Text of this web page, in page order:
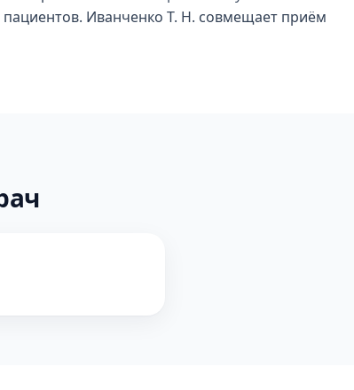
Иванченко Т. Н. совмещает приём